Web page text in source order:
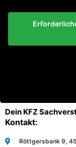
Dein KFZ
Kontakt:
Röttgersbank 9,